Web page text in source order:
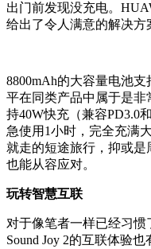
出门前发现没充电。
给出了令人满意的解决方
8800mAh的大容量电池
平在同类产品中属于是
持40W快充（兼容PD3.0
急使用1小时，完全充满
就走的短途旅行，抑或
也能从容应对。
玩转智慧互联
对于像笔者一样已经习
Sound Joy 2的互联体验